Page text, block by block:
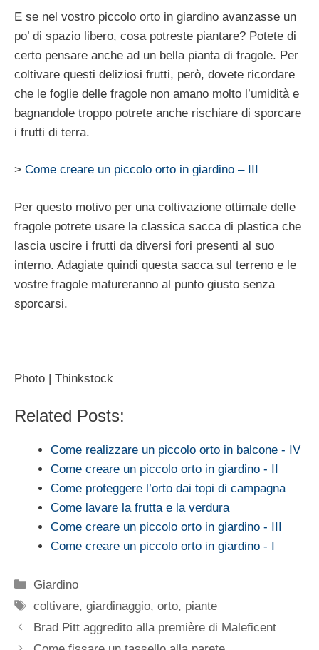
E se nel vostro piccolo orto in giardino avanzasse un
po’ di spazio libero, cosa potreste piantare? Potete di
certo pensare anche ad un bella pianta di fragole. Per
coltivare questi deliziosi frutti, però, dovete ricordare
che le foglie delle fragole non amano molto l’umidità e
bagnandole troppo potrete anche rischiare di sporcare
i frutti di terra.
> Come creare un piccolo orto in giardino – III
Per questo motivo per una coltivazione ottimale delle
fragole potrete usare la classica sacca di plastica che
lascia uscire i frutti da diversi fori presenti al suo
interno. Adagiate quindi questa sacca sul terreno e le
vostre fragole matureranno al punto giusto senza
sporcarsi.
Photo | Thinkstock
Related Posts:
Come realizzare un piccolo orto in balcone - IV
Come creare un piccolo orto in giardino - II
Come proteggere l’orto dai topi di campagna
Come lavare la frutta e la verdura
Come creare un piccolo orto in giardino - III
Come creare un piccolo orto in giardino - I
Categorie
Giardino
Tag
coltivare,giardinaggio,orto, piante
Brad Pitt aggredito alla première di Maleficent